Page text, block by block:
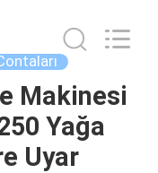
Makinesi
Yağa
Uyar